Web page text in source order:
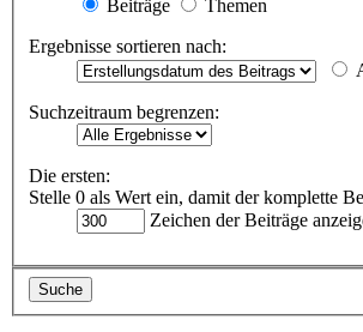
Beiträge
Themen
Ergebnisse sortieren nach:
Suchzeitraum begrenzen:
Die ersten:
Stelle 0 als Wert ein, damit der komplette
Zeichen der Beiträge